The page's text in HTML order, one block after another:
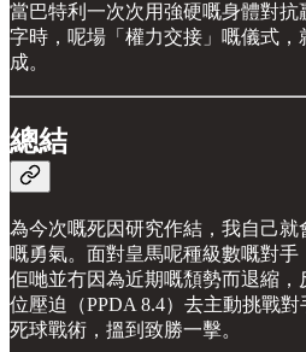
當巴特利一次次用強硬嘅身體對
字時，呢場「權力交接」嘅儀式
成。
總結
為今次嘅死因研究作結，我自己
嘅勇氣。面對皇馬呢種級數嘅對
佢哋並冇因為近期嘅頹勢而退縮
位壓迫（PPDA 8.4）去主動挑戰
死球戰術，搵到致勝一擊。